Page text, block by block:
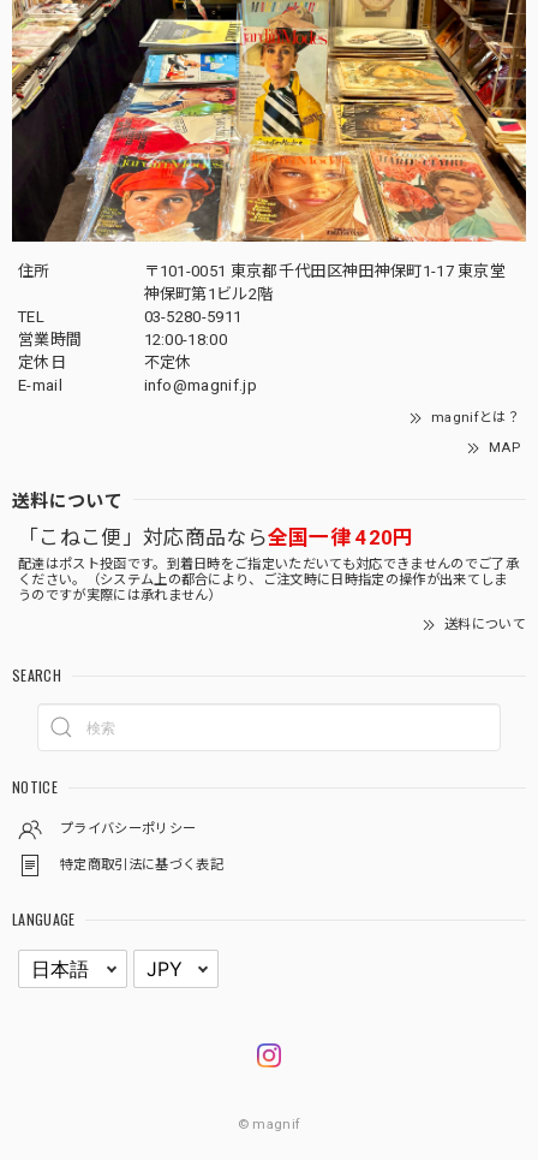
住所
〒101-0051 東京都千代田区神田神保町1-17 東京堂
神保町第1ビル2階
TEL
03-5280-5911
営業時間
12:00-18:00
定休日
不定休
E-mail
info@magnif.jp
magnifとは？
MAP
送料について
「こねこ便」対応商品なら全国一律 420円
配達はポスト投函です。到着日時をご指定いただいても対応できませんのでご了承
ください。（システム上の都合により、ご注文時に日時指定の操作が出来てしま
うのですが実際には承れません）
送料について
SEARCH
NOTICE
プライバシーポリシー
特定商取引法に基づく表記
LANGUAGE
© magnif